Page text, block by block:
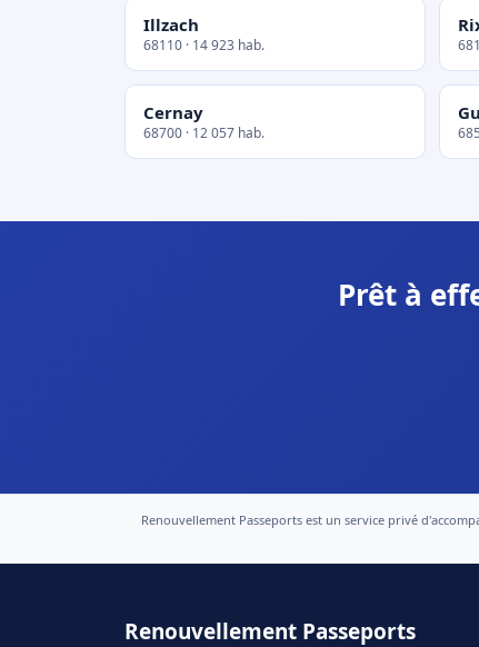
Illzach
68110 · 14 923 hab.
Cernay
68700 · 12 057 hab.
Prêt à
Renouvellement Passeports est un service privé
Renouvellement Passeports